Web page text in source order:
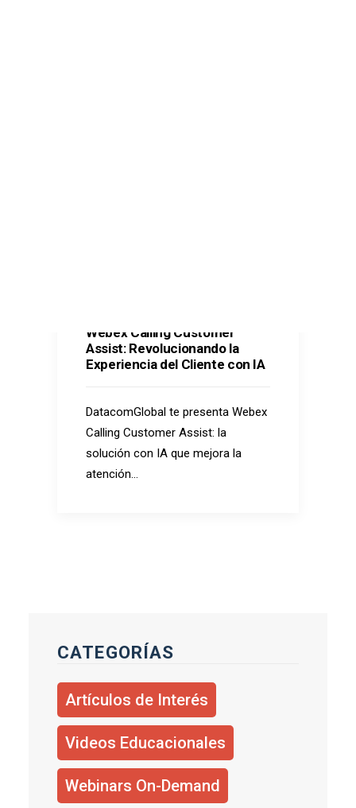
Webex Calling Customer
Assist: Revolucionando la
Experiencia del Cliente con IA
DatacomGlobal te presenta Webex
Calling Customer Assist: la
solución con IA que mejora la
atención…
CATEGORÍAS
Artículos de Interés
Videos Educacionales
Webinars On-Demand